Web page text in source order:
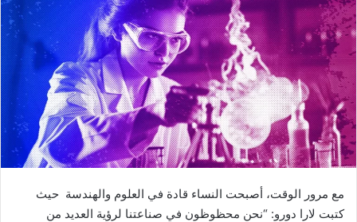
مع مرور الوقت، أصبحت النساء قادة في العلوم والهندسة حيث
كتبت لارا دورو: “نحن محظوظون في صناعتنا لرؤية العديد من